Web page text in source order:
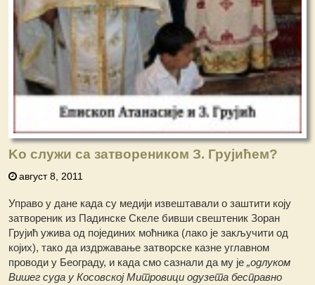
Kо служи са затвореником З. Грујићем?
август 8, 2011
Управо у дане када су медији извештавали о заштити коју
затвореник из Падинске Скеле бивши свештеник Зоран
Грујић ужива од појединих моћника (лако је закључити од
којих), тако да издржавање затворске казне углавном
проводи у Београду, и када смо сазнали да му је„одлуком
Вишег суда у Косовској Митровици одузета бесправно